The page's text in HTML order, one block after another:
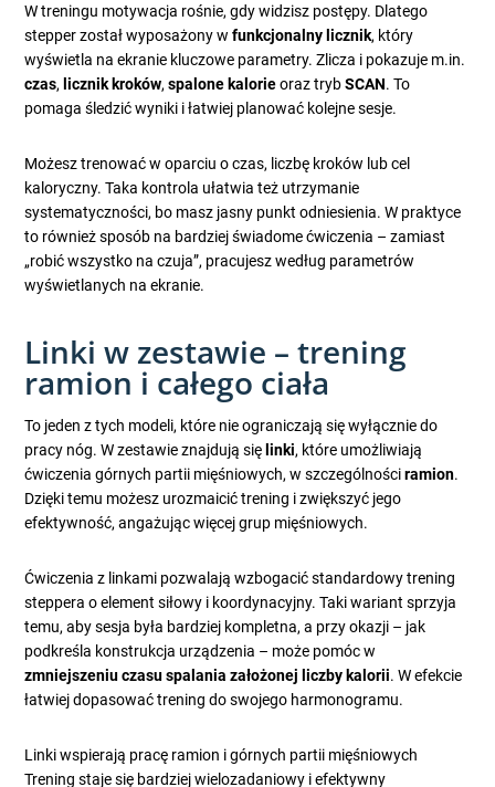
W treningu motywacja rośnie, gdy widzisz postępy. Dlatego
stepper został wyposażony wfunkcjonalny licznik, który
wyświetla na ekranie kluczowe parametry. Zlicza i pokazuje m.in.
czas, licznik kroków,spalone kalorieoraz trybSCAN. To
pomaga śledzić wyniki i łatwiej planować kolejne sesje.
Możesz trenować w oparciu o czas, liczbę kroków lub cel
kaloryczny. Taka kontrola ułatwia też utrzymanie
systematyczności, bo masz jasny punkt odniesienia. W praktyce
to również sposób na bardziej świadome ćwiczenia – zamiast
„robić wszystko na czuja”, pracujesz według parametrów
wyświetlanych na ekranie.
Linki w zestawie – trening
ramion i całego ciała
To jeden z tych modeli, które nie ograniczają się wyłącznie do
pracy nóg. W zestawie znajdują się linki, które umożliwiają
ćwiczenia górnych partii mięśniowych, w szczególnościramion.
Dzięki temu możesz urozmaicić trening i zwiększyć jego
efektywność, angażując więcej grup mięśniowych.
Ćwiczenia z linkami pozwalają wzbogacić standardowy trening
steppera o element siłowy i koordynacyjny. Taki wariant sprzyja
temu, aby sesja była bardziej kompletna, a przy okazji – jak
podkreśla konstrukcja urządzenia – może pomóc w
zmniejszeniu czasu spalania założonej liczby kalorii. W efekcie
łatwiej dopasować trening do swojego harmonogramu.
Linki wspierają pracę ramion i górnych partii mięśniowych
Trening staje się bardziej wielozadaniowy i efektywny